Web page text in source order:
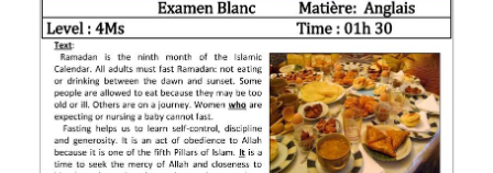
محفظة الأستاذ
بنك مذكرات الاستاذ
بنك التوزيعات الشهرية
دفاتر استاذ التعليم الابتدائي